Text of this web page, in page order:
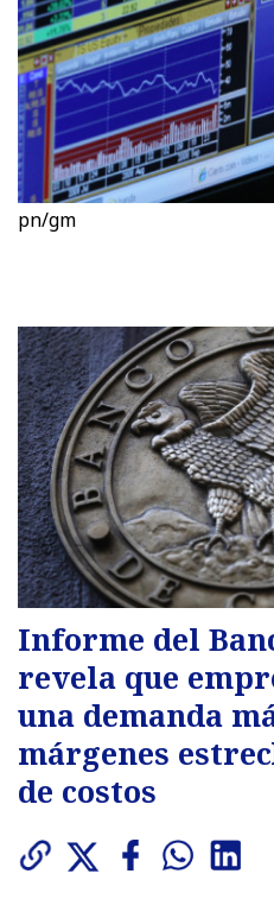
pn/gm
Informe del
revela que
una demanda
márgenes
de costos